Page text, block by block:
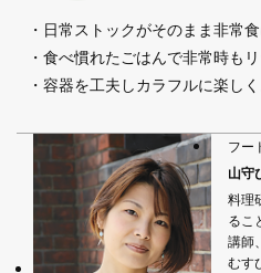
・日常ストックがそのまま非常
・食べ慣れたごはんで非常時も
・容器を工夫しカラフルに楽し
フー
山守
料理
るこ
講師
むす